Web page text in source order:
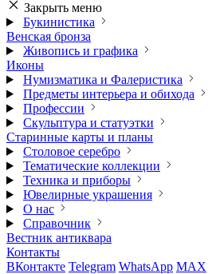
Закрыть меню
Букинистика
Венская бронза
Живопись и графика
Иконы
Нумизматика и Фалеристика
Предметы интерьера и обихода
Профессии
Скульптура и статуэтки
Старинные карты и планы
Столовое серебро
Тематические коллекции
Техника и приборы
Ювелирные украшения
О нас
Справочник
Вестник антиквара
Контакты
ВКонтакте Telegram WhatsApp MAX